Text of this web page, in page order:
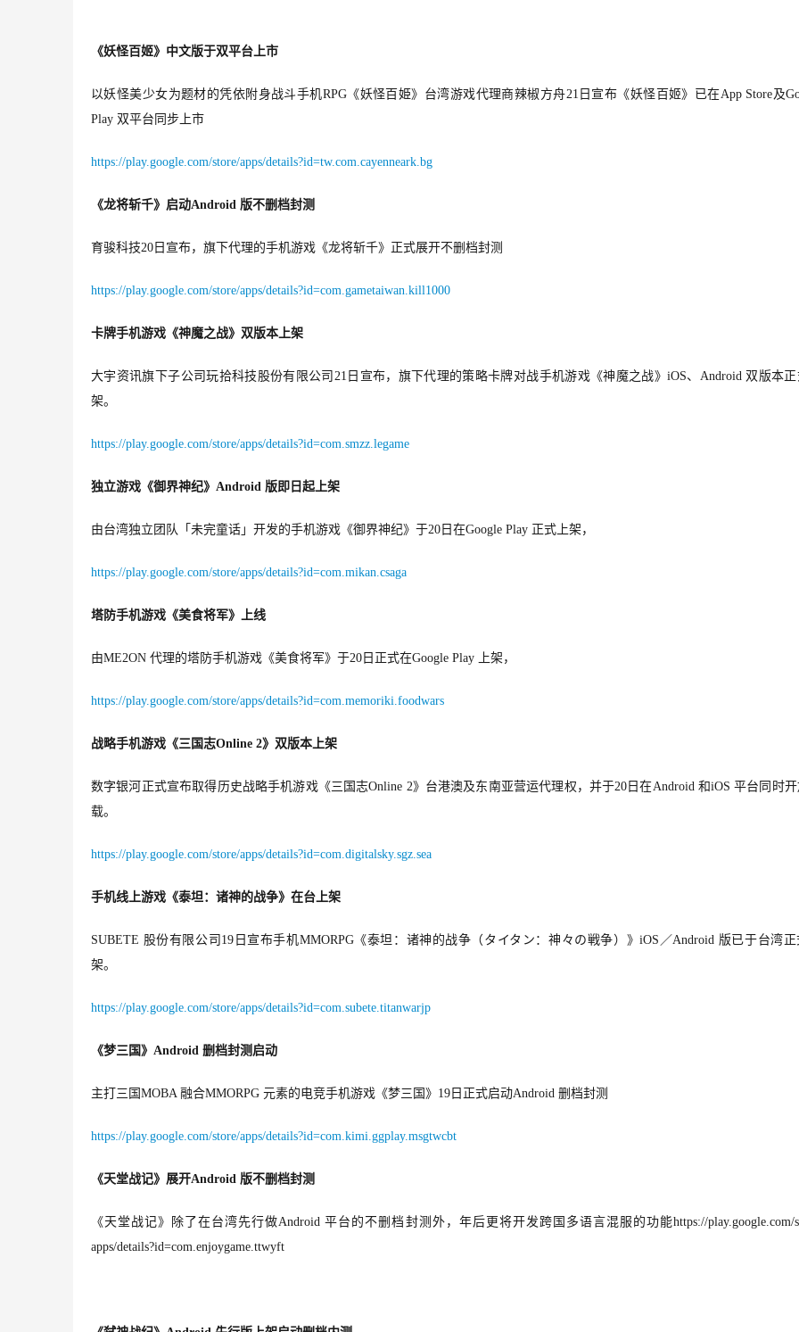
《妖怪百姬》 中文版于双平台上市
以妖怪美少女为题材的凭依附身战斗手机RPG《妖怪百姫》台湾游戏代理商辣椒方舟21日宣布《妖怪百姬》已在App Store及
Play 双平台同步上市
https://play.google.com/store/apps/details?id=tw.com.cayenneark.bg
《龙将斩千》启动Android 版不删档封测
育骏科技20日宣布，旗下代理的手机游戏《龙将斩千》正式展开不删档封测
https://play.google.com/store/apps/details?id=com.gametaiwan.kill1000
卡牌手机游戏《神魔之战》双版本上架
大宇资讯旗下子公司玩拾科技股份有限公司21日宣布，旗下代理的策略卡牌对战手机游戏《神魔之战》iOS、Android 双版本
架。
https://play.google.com/store/apps/details?id=com.smzz.legame
独立游戏《御界神纪》Android 版即日起上架
由台湾独立团队「未完童话」开发的手机游戏《御界神纪》于20日在Google Play 正式上架，
https://play.google.com/store/apps/details?id=com.mikan.csaga
塔防手机游戏《美食将军》上线
由ME2ON 代理的塔防手机游戏《美食将军》于20日正式在Google Play 上架，
https://play.google.com/store/apps/details?id=com.memoriki.foodwars
战略手机游戏《三国志Online 2》双版本上架
数字银河正式宣布取得历史战略手机游戏《三国志Online 2》台港澳及东南亚营运代理权，并于20日在Android 和iOS 平台同时
载。
https://play.google.com/store/apps/details?id=com.digitalsky.sgz.sea
手机线上游戏《泰坦：诸神的战争》在台上架
SUBETE 股份有限公司19日宣布手机MMORPG《泰坦：诸神的战争（タイタン：神々の戦争）》iOS／Android 版已于台湾
架。
https://play.google.com/store/apps/details?id=com.subete.titanwarjp
《梦三国》Android 删档封测启动
主打三国MOBA 融合MMORPG 元素的电竞手机游戏《梦三国》19日正式启动Android 删档封测
https://play.google.com/store/apps/details?id=com.kimi.ggplay.msgtwcbt
《天堂战记》展开Android 版不删档封测
《天堂战记》除了在台湾先行做Android 平台的不删档封测外，年后更将开发跨国多语言混服的功能https://play.google.com/
apps/details?id=com.enjoygame.ttwyft